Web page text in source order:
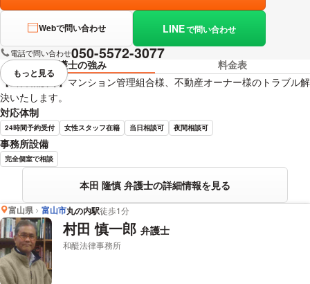
Webで問い合わせ LINEで問い合わせ
電話で問い合わせ050-5572-3077
弁護士の強み
料金表
【当日相談可】マンション管理組合様、不動産オーナー様のトラブル解
決いたします。
対応体制
24時間予約受付 女性スタッフ在籍 当日相談可 夜間相談可
事務所設備
完全個室で相談
本田 隆慎 弁護士の詳細情報を見る
視覚的に省略されている要素を
もっと見る
富山県 富山市丸の内駅徒歩1分
村田 慎一郎 弁護士
和醍法律事務所